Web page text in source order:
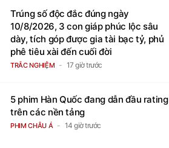
Trúng số độc đắc đúng ngày
10/8/2026, 3 con giáp phúc lộc sâu
dày, tích góp được gia tài bạc tỷ, phủ
phê tiêu xài đến cuối đời
TRẮC NGHIỆM 17 giờ trước
5 phim Hàn Quốc đang dẫn đầu rating
trên các nền tảng
PHIM CHÂU Á 14 giờ trước